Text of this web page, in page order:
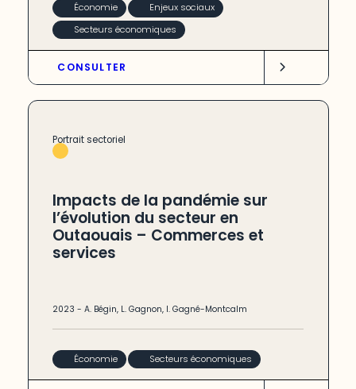
Économie
Enjeux sociaux
Secteurs économiques
CONSULTER
Portrait sectoriel
Impacts de la pandémie sur
l’évolution du secteur en
Outaouais – Commerces et
services
2023-A. Bégin, L. Gagnon, I. Gagné-Montcalm
Économie Secteurs économiques